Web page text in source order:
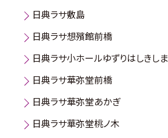
日典ラサ敷島
日典ラサ想殯館前橋
日典ラサ小ホールゆずりはしきしま
日典ラサ華弥堂前橋
日典ラサ華弥堂あかぎ
日典ラサ華弥堂桃ノ木